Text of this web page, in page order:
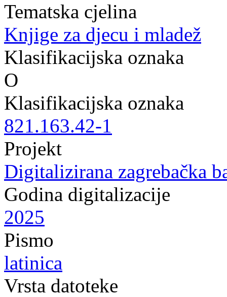
Tematska cjelina
Knjige za djecu i mladež
Klasifikacijska oznaka
O
Klasifikacijska oznaka
821.163.42-1
Projekt
Digitalizirana zagrebačka
Godina digitalizacije
2025
Pismo
latinica
Vrsta datoteke